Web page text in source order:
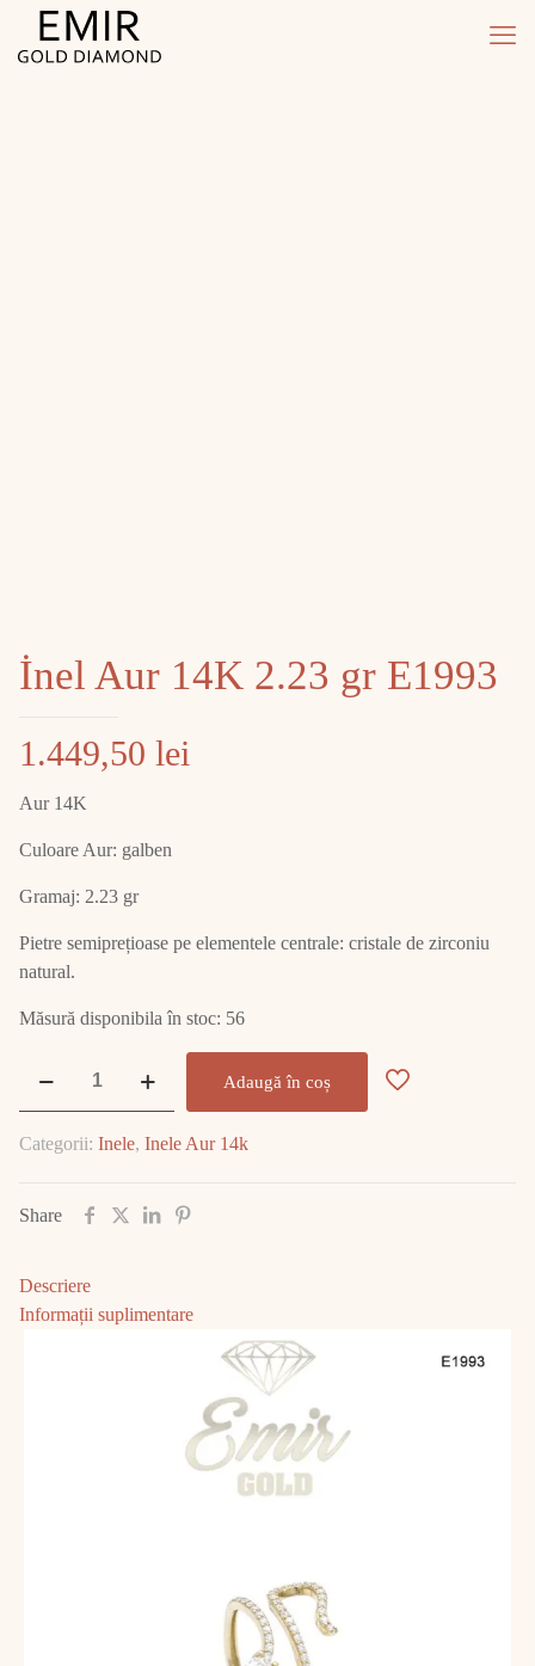
İnel Aur 14K 2.23 gr E1993
1.449,50 lei
Aur 14K
Culoare Aur: galben
Gramaj: 2.23 gr
Pietre semiprețioase pe elementele centrale: cristale de zirconiu
natural.
Măsură disponibila în stoc: 56
14K
gr
Adaugă în coș
Categorii: Inele, Inele Aur 14k
Share
Descriere
Informații suplimentare